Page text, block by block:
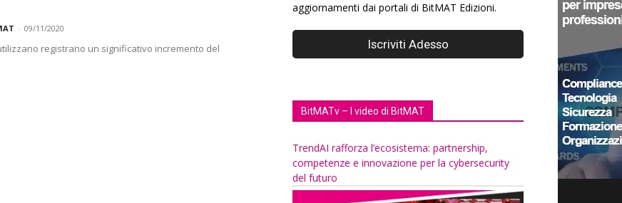
- 09/11/2020
registrano un significativo incremento del
aggiornamenti dai portali di BitMAT Edizioni.
BitMATv – I video di BitMAT
TrendAI rafforza l’ecosistema: partnership,
competenze e innovazione per la cybersecurity
del futuro